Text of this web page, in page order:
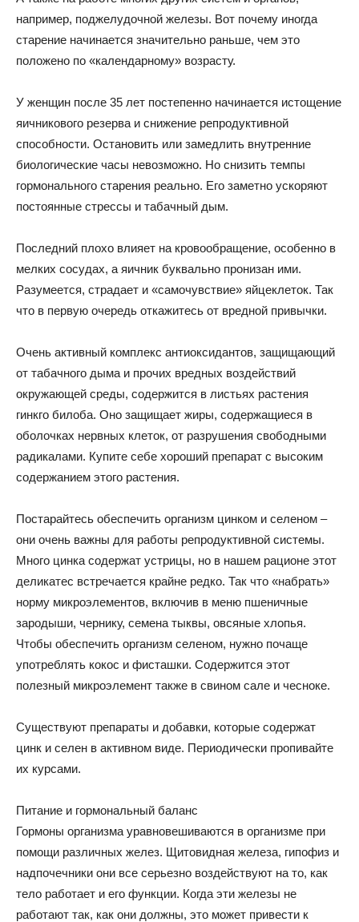
например, поджелудочной железы. Вот почему иногда
старение начинается значительно раньше, чем это
положено по «календарному» возрасту.
У женщин после 35 лет постепенно начинается истощение
яичникового резерва и снижение репродуктивной
способности. Остановить или замедлить внутренние
биологические часы невозможно. Но снизить темпы
гормонального старения реально. Его заметно ускоряют
постоянные стрессы и табачный дым.
Последний плохо влияет на кровообращение, особенно в
мелких сосудах, а яичник буквально пронизан ими.
Разумеется, страдает и «самочувствие» яйцеклеток. Так
что в первую очередь откажитесь от вредной привычки.
Очень активный комплекс антиоксидантов, защищающий
от табачного дыма и прочих вредных воздействий
окружающей среды, содержится в листьях растения
гинкго билоба. Оно защищает жиры, содержащиеся в
оболочках нервных клеток, от разрушения свободными
радикалами. Купите себе хороший препарат с высоким
содержанием этого растения.
Постарайтесь обеспечить орга­низм цинком и селеном –
они очень важны для работы репродуктивной системы.
Много цинка содержат устрицы, но в нашем рационе этот
деликатес встречается крайне редко. Так что «набрать»
норму микроэлементов, включив в меню пшеничные
зародыши, чернику, семена тыквы, овсяные хлопья.
Чтобы обеспечить организм селеном, нужно почаще
употреблять кокос и фисташки. Содержится этот
полезный микроэлемент также в свином сале и чесноке.
Существуют препараты и добавки, которые содержат
цинк и селен в активном виде. Периодически пропивайте
их курсами.
Питание и гормональный баланс
Гормоны организма уравновешиваются в организме при
помощи различных желез. Щитовидная железа, гипофиз и
надпочечники они все серьезно воздействуют на то, как
тело работает и его функции. Когда эти железы не
работают так, как они должны, это может привести к